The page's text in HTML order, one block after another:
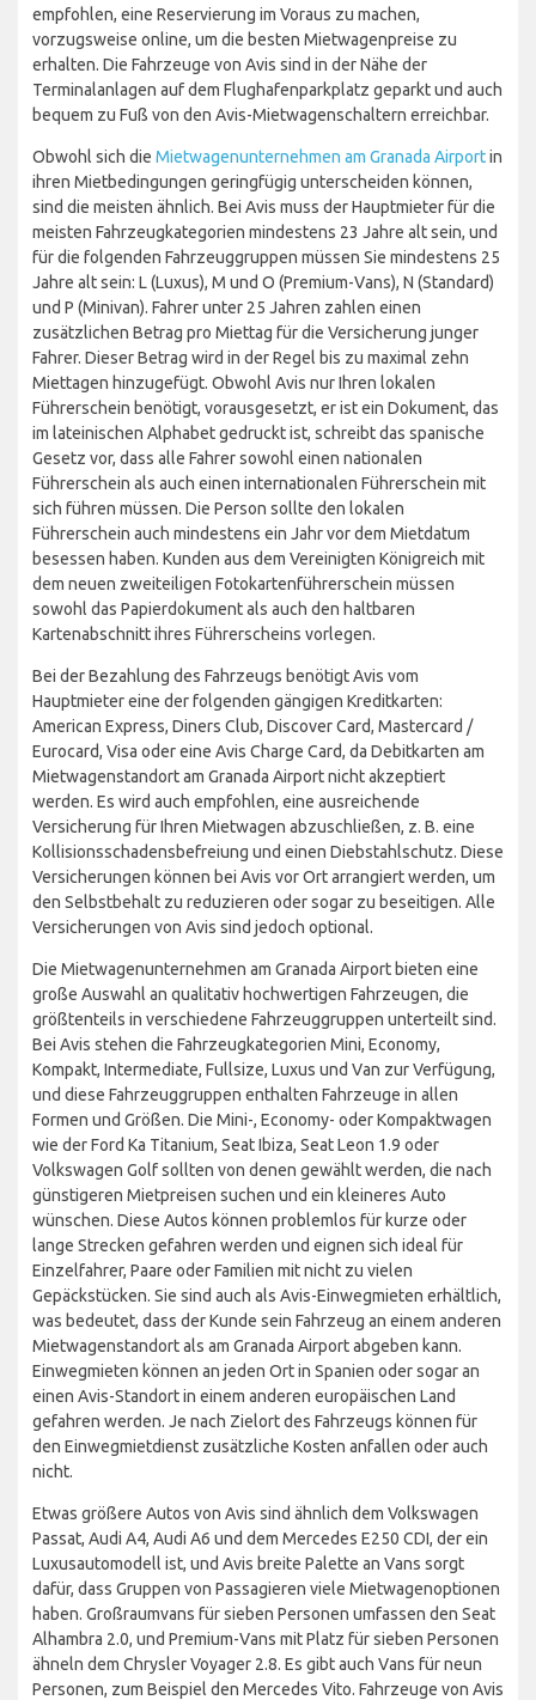
empfohlen, eine Reservierung im Voraus zu machen,
vorzugsweise online, um die besten Mietwagenpreise zu
erhalten. Die Fahrzeuge von Avis sind in der Nähe der
Terminalanlagen auf dem Flughafenparkplatz geparkt und auch
bequem zu Fuß von den Avis-Mietwagenschaltern erreichbar.
Obwohl sich die Mietwagenunternehmen am Granada Airportin
ihren Mietbedingungen geringfügig unterscheiden können,
sind die meisten ähnlich. Bei Avis muss der Hauptmieter für die
meisten Fahrzeugkategorien mindestens 23 Jahre alt sein, und
für die folgenden Fahrzeuggruppen müssen Sie mindestens 25
Jahre alt sein: L (Luxus), M und O (Premium-Vans), N (Standard)
und P (Minivan). Fahrer unter 25 Jahren zahlen einen
zusätzlichen Betrag pro Miettag für die Versicherung junger
Fahrer. Dieser Betrag wird in der Regel bis zu maximal zehn
Miettagen hinzugefügt. Obwohl Avis nur Ihren lokalen
Führerschein benötigt, vorausgesetzt, er ist ein Dokument, das
im lateinischen Alphabet gedruckt ist, schreibt das spanische
Gesetz vor, dass alle Fahrer sowohl einen nationalen
Führerschein als auch einen internationalen Führerschein mit
sich führen müssen. Die Person sollte den lokalen
Führerschein auch mindestens ein Jahr vor dem Mietdatum
besessen haben. Kunden aus dem Vereinigten Königreich mit
dem neuen zweiteiligen Fotokartenführerschein müssen
sowohl das Papierdokument als auch den haltbaren
Kartenabschnitt ihres Führerscheins vorlegen.
Bei der Bezahlung des Fahrzeugs benötigt Avis vom
Hauptmieter eine der folgenden gängigen Kreditkarten:
American Express, Diners Club, Discover Card, Mastercard /
Eurocard, Visa oder eine Avis Charge Card, da Debitkarten am
Mietwagenstandort am Granada Airport nicht akzeptiert
werden. Es wird auch empfohlen, eine ausreichende
Versicherung für Ihren Mietwagen abzuschließen, z. B. eine
Kollisionsschadensbefreiung und einen Diebstahlschutz. Diese
Versicherungen können bei Avis vor Ort arrangiert werden, um
den Selbstbehalt zu reduzieren oder sogar zu beseitigen. Alle
Versicherungen von Avis sind jedoch optional.
Die Mietwagenunternehmen am Granada Airport bieten eine
große Auswahl an qualitativ hochwertigen Fahrzeugen, die
größtenteils in verschiedene Fahrzeuggruppen unterteilt sind.
Bei Avis stehen die Fahrzeugkategorien Mini, Economy,
Kompakt, Intermediate, Fullsize, Luxus und Van zur Verfügung,
und diese Fahrzeuggruppen enthalten Fahrzeuge in allen
Formen und Größen. Die Mini-, Economy- oder Kompaktwagen
wie der Ford Ka Titanium, Seat Ibiza, Seat Leon 1.9 oder
Volkswagen Golf sollten von denen gewählt werden, die nach
günstigeren Mietpreisen suchen und ein kleineres Auto
wünschen. Diese Autos können problemlos für kurze oder
lange Strecken gefahren werden und eignen sich ideal für
Einzelfahrer, Paare oder Familien mit nicht zu vielen
Gepäckstücken. Sie sind auch als Avis-Einwegmieten erhältlich,
was bedeutet, dass der Kunde sein Fahrzeug an einem anderen
Mietwagenstandort als am Granada Airport abgeben kann.
Einwegmieten können an jeden Ort in Spanien oder sogar an
einen Avis-Standort in einem anderen europäischen Land
gefahren werden. Je nach Zielort des Fahrzeugs können für
den Einwegmietdienst zusätzliche Kosten anfallen oder auch
nicht.
Etwas größere Autos von Avis sind ähnlich dem Volkswagen
Passat, Audi A4, Audi A6 und dem Mercedes E250 CDI, der ein
Luxusautomodell ist, und Avis breite Palette an Vans sorgt
dafür, dass Gruppen von Passagieren viele Mietwagenoptionen
haben. Großraumvans für sieben Personen umfassen den Seat
Alhambra 2.0, und Premium-Vans mit Platz für sieben Personen
ähneln dem Chrysler Voyager 2.8. Es gibt auch Vans für neun
Personen, zum Beispiel den Mercedes Vito. Fahrzeuge von Avis